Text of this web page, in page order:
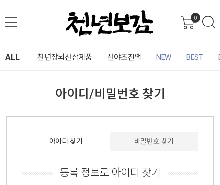
0
ALL 천년장뇌산삼제품 산야초진액 NEW BEST
아이디/비밀번호 찾기
아이디 찾기 비밀번호 찾기
등록 정보로 아이디 찾기